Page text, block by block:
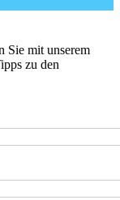
Sie mit unserem
zu den